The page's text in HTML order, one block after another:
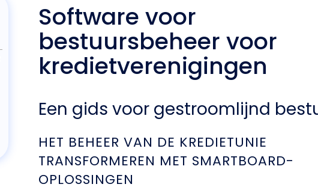
Software voor
bestuursbeheer voor
kredietverenigingen
Een gids voor gestroomlijnd
HET BEHEER VAN DE KREDIETUNIE
TRANSFORMEREN MET SMARTBOARD-
OPLOSSINGEN